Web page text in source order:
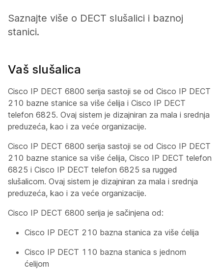
Saznajte više o DECT slušalici i baznoj
stanici.
Vaš slušalica
Cisco IP DECT 6800 serija sastoji se od Cisco IP DECT
210 bazne stanice sa više ćelija i Cisco IP DECT
telefon 6825. Ovaj sistem je dizajniran za mala i srednja
preduzeća, kao i za veće organizacije.
Cisco IP DECT 6800 serija sastoji se od Cisco IP DECT
210 bazne stanice sa više ćelija, Cisco IP DECT telefon
6825 i Cisco IP DECT telefon 6825 sa rugged
slušalicom. Ovaj sistem je dizajniran za mala i srednja
preduzeća, kao i za veće organizacije.
Cisco IP DECT 6800 serija je sačinjena od:
Cisco IP DECT 210 bazna stanica za više ćelija
Cisco IP DECT 110 bazna stanica s jednom
ćelijom